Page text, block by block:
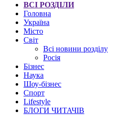
ВСІ РОЗДІЛИ
Головна
Україна
Місто
Світ
Всі новини розділу
Росія
Бізнес
Наука
Шоу-бізнес
Спорт
Lifestyle
БЛОГИ ЧИТАЧІВ